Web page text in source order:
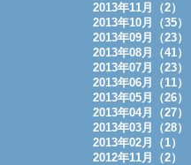
2013年11月（2）
2013年10月（35）
2013年09月（23）
2013年08月（41）
2013年07月（23）
2013年06月（11）
2013年05月（26）
2013年04月（27）
2013年03月（28）
2013年02月（1）
2012年11月（2）